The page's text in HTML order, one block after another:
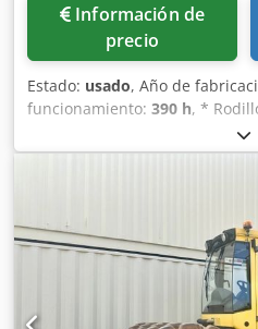
Información de
precio
Estado: usado, Año de
funcionamiento: 390 h, *
213 D-5 * Año: 2022 * 390
Aayof * 12.500–14.800 kg *
acondicionado * Neumáticos: